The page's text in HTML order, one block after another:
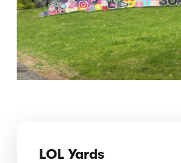
LOL Yards